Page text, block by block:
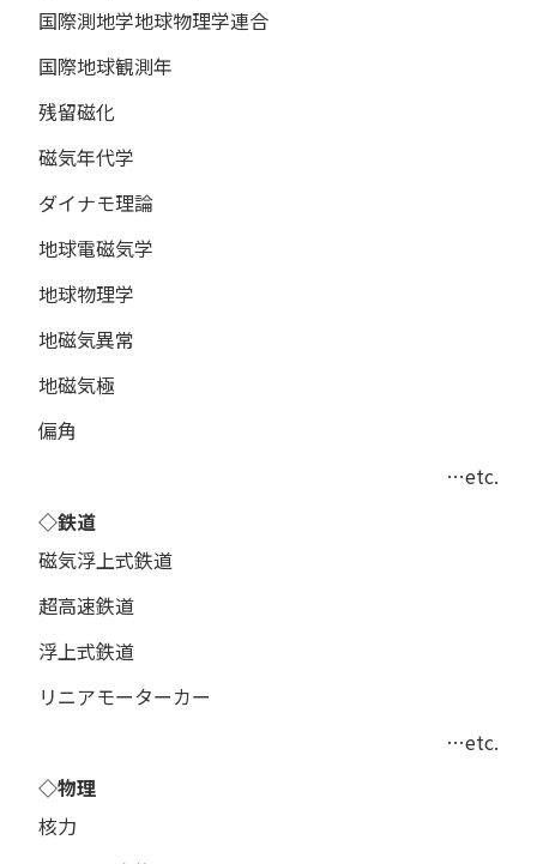
国際測地学地球物理学連合
国際地球観測年
残留磁化
磁気年代学
ダイナモ理論
地球電磁気学
地球物理学
地磁気異常
地磁気極
偏角
…etc.
◇鉄道
磁気浮上式鉄道
超高速鉄道
浮上式鉄道
リニアモーターカー
…etc.
◇物理
核力